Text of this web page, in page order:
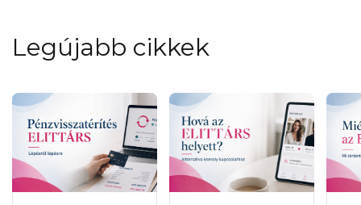
Legújabb cikkek